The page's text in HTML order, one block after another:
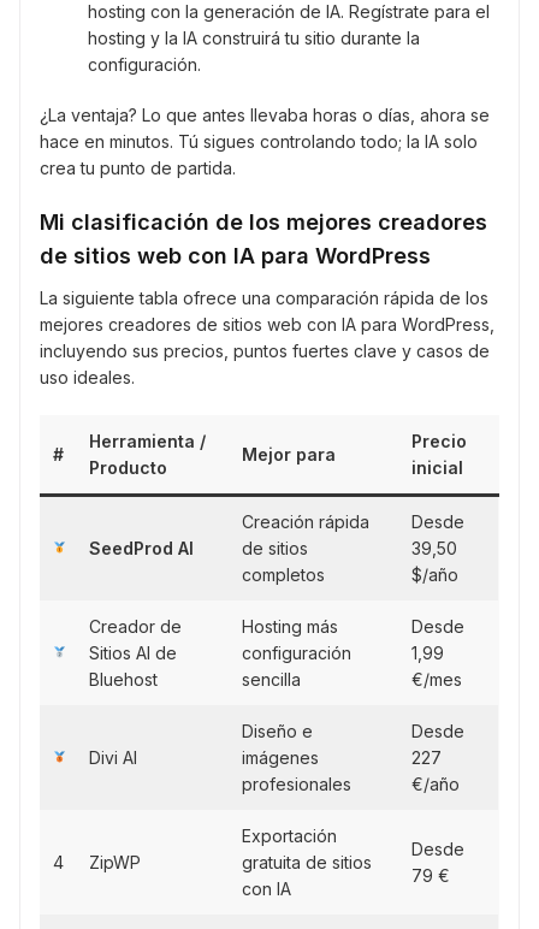
hosting con la generación de IA. Regístrate para el
hosting y la IA construirá tu sitio durante la
configuración.
¿La ventaja? Lo que antes llevaba horas o días, ahora se
hace en minutos. Tú sigues controlando todo; la IA solo
crea tu punto de partida.
Mi clasificación de los mejores creadores
de sitios web con IA para WordPress
La siguiente tabla ofrece una comparación rápida de los
mejores creadores de sitios web con IA para WordPress,
incluyendo sus precios, puntos fuertes clave y casos de
uso ideales.
#
Herramienta /
Producto
Mejor para
Precio
inicial
SeedProd AI
Creación rápida
de sitios
completos
Desde
39,50
$/año
Creador de
Sitios AI de
Bluehost
Hosting más
configuración
sencilla
Desde
1,99
€/mes
Divi AI
Diseño e
imágenes
profesionales
Desde
227
€/año
4 ZipWP
Exportación
gratuita de sitios
con IA
Desde
79 €